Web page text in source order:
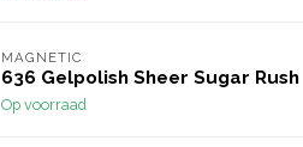
MAGNETIC
636 Gelpolish Sheer Sugar Rush
Op voorraad